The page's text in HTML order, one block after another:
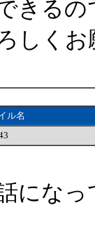
きるの
しく
ル名
にな